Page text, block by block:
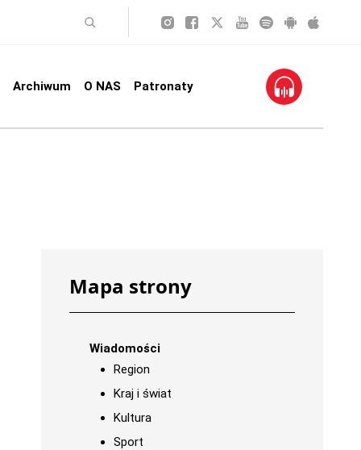
Archiwum O NAS Patronaty
Mapa strony
Wiadomości
Region
Kraj i świat
Kultura
Sport